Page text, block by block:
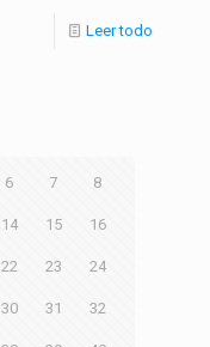
Leer todo
6 7 8
14 15 16
22 23 24
30 31 32